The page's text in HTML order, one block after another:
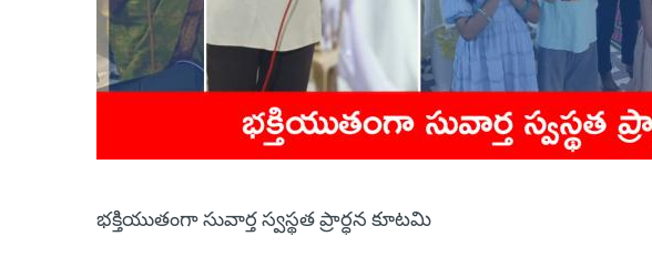
భక్తియుతంగా సువార్త స్వస్థత ప్రార్ధన కూటమి